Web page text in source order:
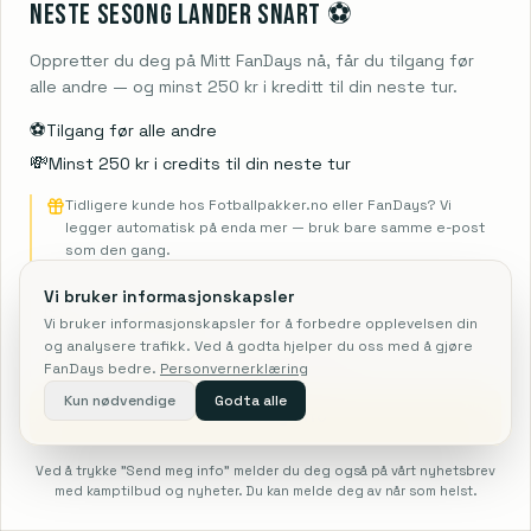
🇮🇹Italia
Se FanDays →
🇫🇷Frankrike
Se FanDays →
Tyskland Portugal
Neste sesong lander snart ⚽️
Oppretter du deg på Mitt FanDays nå, får du tilgang før
alle andre — og minst 250 kr i kreditt til din neste tur.
⚽️Tilgang før alle andre
💸Minst 250 kr i credits til din neste tur
Tidligere kunde hos Fotballpakker.no eller FanDays? Vi
legger automatisk på enda mer — bruk bare samme e-post
som den gang.
Send meg info
Ved å trykke "Send meg info" melder du deg også på vårt nyhetsbrev
med kamptilbud og nyheter. Du kan melde deg av når som helst.
Vi bruker informasjonskapsler
Vi bruker informasjonskapsler for å forbedre opplevelsen din
og analysere trafikk. Ved å godta hjelper du oss med å gjøre
FanDays bedre. Personvernerklæring
Kun nødvendige
Godta alle